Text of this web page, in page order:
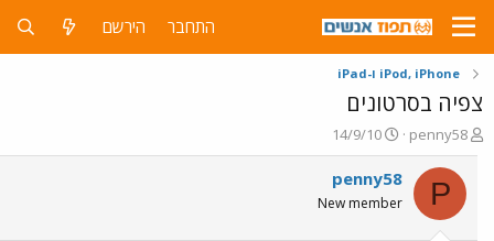
התחבר הירשם
iPod, iPhone ו-iPad
צפיה בסרטונים
פ
ו
ת
ח
ה
penny58
פ
ו
ר
ס
ם
14/9/10
P
penny58
New member